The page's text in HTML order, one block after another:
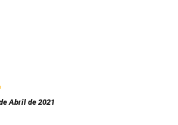
Abril de 2021